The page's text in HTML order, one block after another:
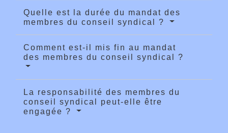
Quelle est la durée du mandat des
membres du conseil syndical ?
Comment est-il mis fin au mandat
des membres du conseil syndical ?
La responsabilité des membres du
conseil syndical peut-elle être
engagée ?